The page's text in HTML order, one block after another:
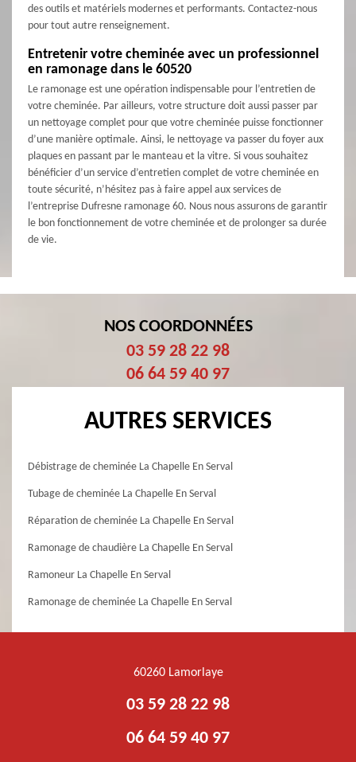
des outils et matériels modernes et performants. Contactez-nous
pour tout autre renseignement.
Entretenir votre cheminée avec un professionnel
en ramonage dans le 60520
Le ramonage est une opération indispensable pour l’entretien de
votre cheminée. Par ailleurs, votre structure doit aussi passer par
un nettoyage complet pour que votre cheminée puisse fonctionner
d’une manière optimale. Ainsi, le nettoyage va passer du foyer aux
plaques en passant par le manteau et la vitre. Si vous souhaitez
bénéficier d’un service d’entretien complet de votre cheminée en
toute sécurité, n’hésitez pas à faire appel aux services de
l’entreprise Dufresne ramonage 60. Nous nous assurons de garantir
le bon fonctionnement de votre cheminée et de prolonger sa durée
de vie.
NOS COORDONNÉES
03 59 28 22 98
06 64 59 40 97
AUTRES SERVICES
Débistrage de cheminée La Chapelle En Serval
Tubage de cheminée La Chapelle En Serval
Réparation de cheminée La Chapelle En Serval
Ramonage de chaudière La Chapelle En Serval
Ramoneur La Chapelle En Serval
Ramonage de cheminée La Chapelle En Serval
60260 Lamorlaye
03 59 28 22 98
06 64 59 40 97